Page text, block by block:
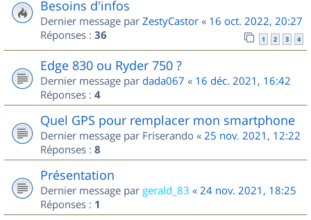
Besoins d'infos
Dernier message par ZestyCastor « 16 oct. 2022, 20:27
Réponses : 36 1 2 3 4
Edge 830 ou Ryder 750 ?
Dernier message par dada067 « 16 déc. 2021, 16:42
Réponses : 4
Quel GPS pour remplacer mon smartphone
Dernier message par Friserando « 25 nov. 2021, 12:22
Réponses : 8
Présentation
Dernier message par gerald_83 « 24 nov. 2021, 18:25
Réponses : 1